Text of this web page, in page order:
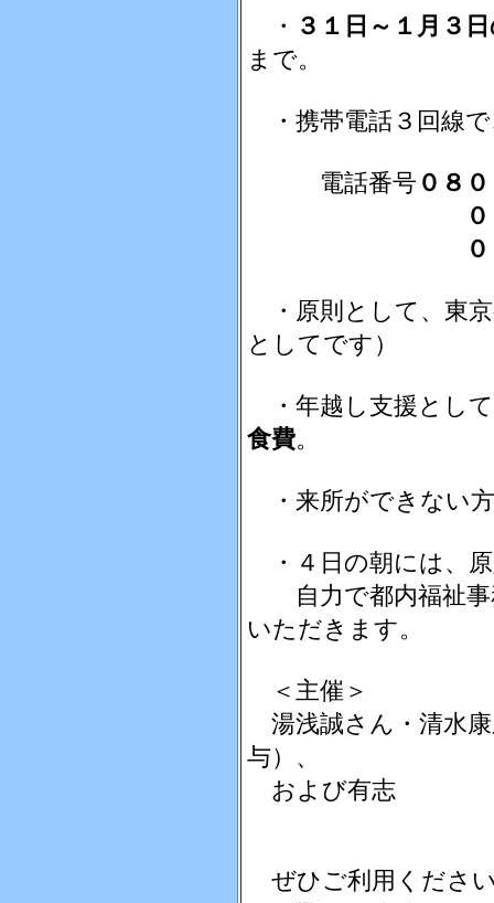
・ ３１日～１月３
まで。
・携帯電話３回線
電話番号 ０８
０８０（５
０８０（５
・原則として、東
としてです）
・年越し支援とし
食費。
・来所ができない
・４日の朝には、
自力で都内福祉事
いただきます。
＜主催＞
湯浅誠さん・清水
与）、
および有志
ぜひご利用くださ